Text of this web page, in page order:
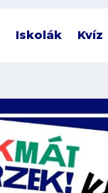
Iskolák Kvíz